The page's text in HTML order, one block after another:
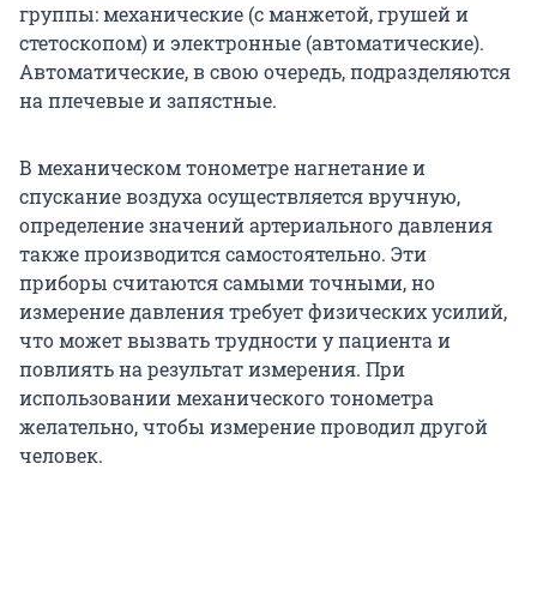
группы: механические (с манжетой, грушей и
стетоскопом) и электронные (автоматические).
Автоматические, в свою очередь, подразделяются
на плечевые и запястные.
В механическом тонометре нагнетание и
спускание воздуха осуществляется вручную,
определение значений артериального давления
также производится самостоятельно. Эти
приборы считаются самыми точными, но
измерение давления требует физических усилий,
что может вызвать трудности у пациента и
повлиять на результат измерения. При
использовании механического тонометра
желательно, чтобы измерение проводил другой
человек.